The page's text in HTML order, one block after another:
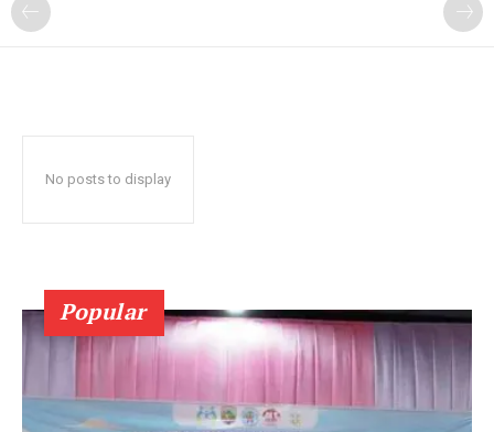
No posts to display
Popular